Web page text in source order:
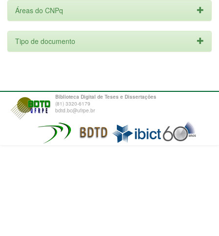
Áreas do CNPq
Tipo de documento
Biblioteca Digital de Teses e Dissertações
(81) 3320-6179
bdtd.bc@ufrpe.br